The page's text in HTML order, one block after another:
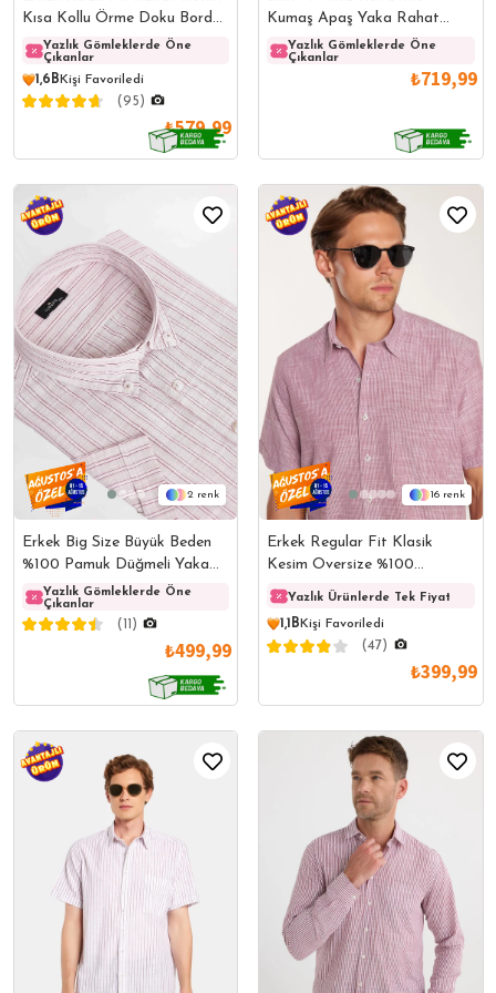
Kısa Kollu Örme Doku Bordo
Apaş Yaka Gömlek
Yazlık Gömleklerde Öne
Çıkanlar
Yazlık Gömleklerde Öne
Çıkanlar
1,6B Kişi Favoriledi
(95)
₺579,99
Kumaş Apaş Yaka Rahat
Armürlü Doku Bordo Erkek
Gömlek
Yazlık Gömleklerde Öne
Çıkanlar
₺719,99
2
Erkek Big Size Büyük Beden
%100 Pamuk Düğmeli Yaka
Keten Doku Cepli Çizgili Kısa
Kollu Bordo Gömlek
Yazlık Gömleklerde Öne
Çıkanlar
Yazlık Gömleklerde Öne
Çıkanlar
(11)
₺499,99
16
Erkek Regular Fit Klasik
Kesim Oversize %100
Pamuk Kısa Kollu Keten Doku
Tek Cepli Çizgili Bordo
Gömlek
Yazlık Ürünlerde Tek Fiyat
1,1B Kişi Favoriledi
(47)
₺399,99